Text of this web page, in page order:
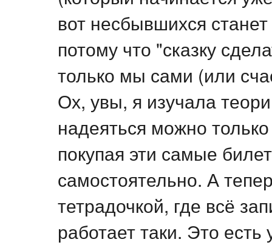
вот несбывшихся
потому что "сказку
только мы сами (или
Ох, увы, я изучала
надеяться можно
покупая эти самые
самостоятельно. А
тетрадочкой, где всё
работает таки. Это есть